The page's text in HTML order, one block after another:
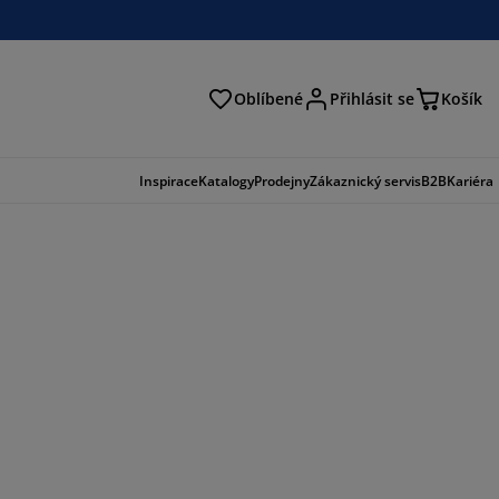
Oblíbené Přihlásit se Košík
InspiraceKatalogyProdejnyZákaznický servisB2BKariéra